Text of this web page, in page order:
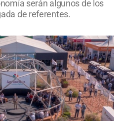
serán algunos de los
de referentes.